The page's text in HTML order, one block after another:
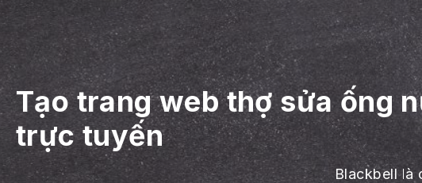
Tạo trang web thợ sửa ống
trực tuyến
Blackbell là